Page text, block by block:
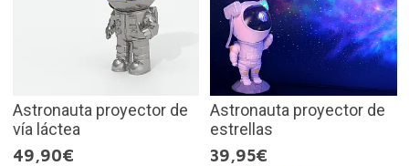
Astronauta proyector de
vía láctea
49,90€
Astronauta proyector de
estrellas
39,95€